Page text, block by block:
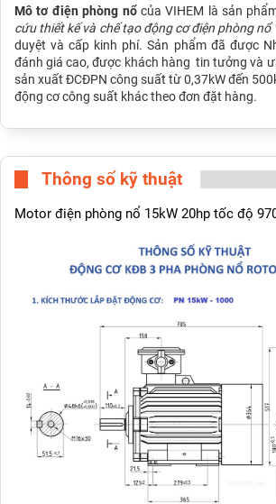
Mô tơ điện phòng nổcủa VIHEM là sản
cứu thiết kế và chế tạo động cơ điện phòng nổ
duyệt và cấp kinh phí. Sản phẩm đã được
đánh giá cao, được khách hàng tin tưởng và
sản xuất ĐCĐPN công suất từ 0,37kW đến
động cơ công suất khác theo đơn đặt hàng.
Thông số kỹ thuật
Motor điện phòng nổ 15kW 20hp tốc độ